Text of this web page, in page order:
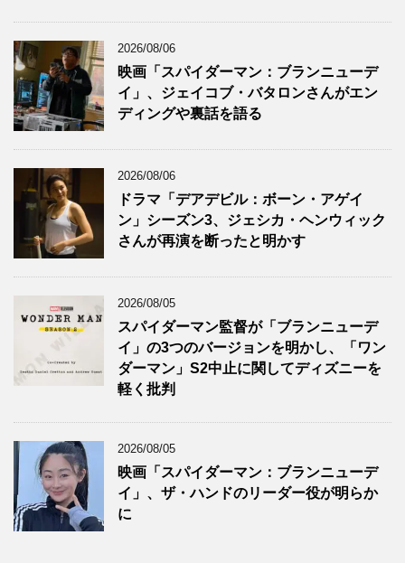
2026/08/06
映画「スパイダーマン：ブランニューデ
イ」、ジェイコブ・バタロンさんがエン
ディングや裏話を語る
2026/08/06
ドラマ「デアデビル：ボーン・アゲイ
ン」シーズン3、ジェシカ・ヘンウィック
さんが再演を断ったと明かす
2026/08/05
スパイダーマン監督が「ブランニューデ
イ」の3つのバージョンを明かし、「ワン
ダーマン」S2中止に関してディズニーを
軽く批判
2026/08/05
映画「スパイダーマン：ブランニューデ
イ」、ザ・ハンドのリーダー役が明らか
に